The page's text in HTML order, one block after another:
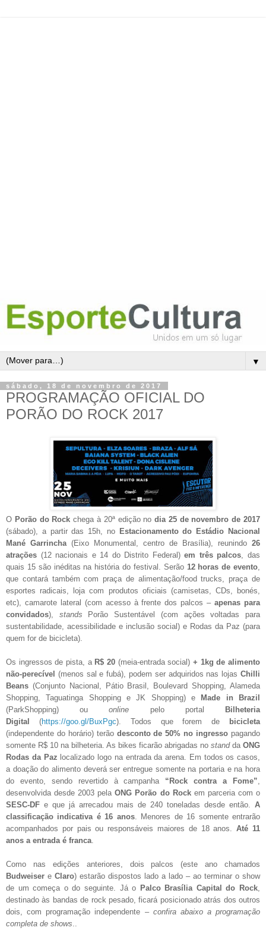
▼
sábado, 18 de novembro de 2017
PROGRAMAÇÃO OFICIAL DO
PORÃO DO ROCK 2017
O Porão do Rock chega à 20ª edição nodia 25 de novembro de 2017
(sábado), a partir das 15h, no Estacionamento do Estádio Nacional
Mané Garrincha (Eixo Monumental, centro de Brasília), reunindo 26
atrações (12 nacionais e 14 do Distrito Federal)em três palcos , das
quais 15 são inéditas na história do festival. Serão 12 horas de evento
que contará também com praça de alimentação/food trucks, praça de
esportes radicais, loja com produtos oficiais (camisetas, CDs, bonés,
etc), camarote lateral (com acesso à frente dos palcos –apenas para
convidados), stands Porão Sustentável (com ações voltadas para
sustentabilidade, acessibilidade e inclusão social) e Rodas da Paz (para
quem for de bicicleta).
Os ingressos de pista, a R$ 20 (meia-entrada social) + 1kg de alimento
não-perecível (menos sal e fubá), podem ser adquiridos nas lojas Chilli
Beans (Conjunto Nacional, Pátio Brasil, Boulevard Shopping, Alameda
Shopping, Taguatinga Shopping e JK Shopping) e Made in Brazil
(ParkShopping) ouonline pelo portal Bilheteria
Digital (https://goo.gl/BuxPgc). Todos que forem de bicicleta
(independente do horário) terão desconto de 50% no ingresso pagando
somente R$ 10 na bilheteria. As bikes ficarão abrigadas no standda ONG
Rodas da Paz localizado logo na entrada da arena. Em todos os casos,
a doação do alimento deverá ser entregue somente na portaria e na hora
do evento, sendo revertido à campanha “Rock contra a Fome”
desenvolvida desde 2003 pelaONG Porão do Rockem parceria com o
SESC-DF e que já arrecadou mais de 240 toneladas desde então. A
classificação indicativa é 16 anos. Menores de 16 somente entrarão
acompanhados por pais ou responsáveis maiores de 18 anos.Até 11
anos a entrada é franca
Como nas edições anteriores, dois palcos (este ano chamados
Budweiser e Claro) estarão dispostos lado a lado – ao terminar o show
de um começa o do seguinte. Já o Palco Brasília Capital do Rock
destinado às bandas de rock pesado, ficará posicionado atrás dos outros
dois, com programação independente – confira abaixo a programação
completa de shows